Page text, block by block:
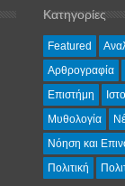
Κατηγορίες
Featured
Αρθρογραφία
Επιστήμη
Μυθολογία
Νόηση και
Πολιτική